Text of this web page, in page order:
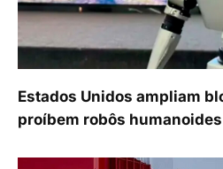
Estados Unidos ampliam
proíbem robôs